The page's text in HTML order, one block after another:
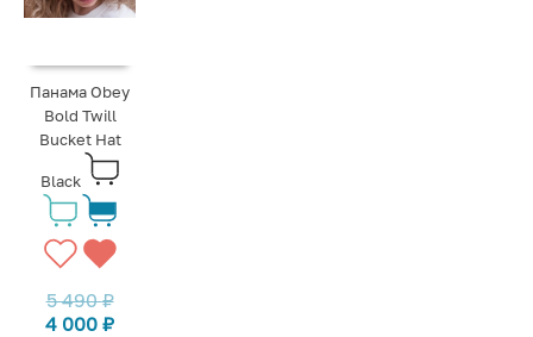
Панама Obey
Bold Twill
Bucket Hat
Black
5 490₽
4 000₽